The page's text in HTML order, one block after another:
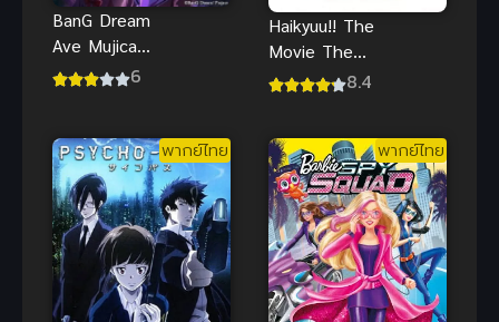
BanG Dream
Ave Mujica
(2025)
6
Haikyuu!! The
Movie The
Dumpster
ประทาน เดอะ
มูฟวี่ ตอน ศึก
ที่กองขยะ
(พากย์ไทย)
8.4
พากย์ไทย พากย์ไทย